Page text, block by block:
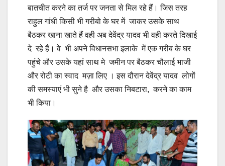
बातचीत करने का तर्ज पर जनता से मिल रहे हैं। जिस तरह
राहुल गांधी किसी भी गरीबो के घर में जाकर उसके साथ
बैठकर खाना खाते हैं वही अब देवेंद्र यादव भी वही करते दिखाई
दे रहे हैं। वे भी अपने विधानसभा इलाके में एक गरीब के घर
पहुंचे और उसके यहां साथ मे जमीन पर बैठकर चौलाई भाजी
और रोटी का स्वाद मज़ा लिए । इस दौरान देवेंद्र यादव लोगों
की समस्याएं भी सुने है और उसका निबटारा, करने का काम
भी किया।